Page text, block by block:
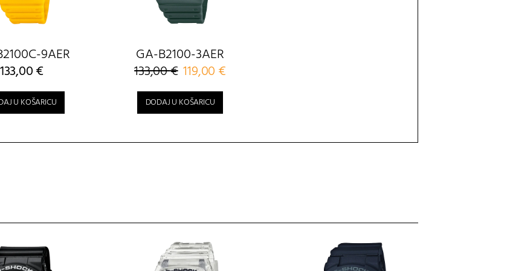
9AER
133,00€
U KOŠARICU
GA-B2100-3AER
133,00€ Izvorna
cijena
bila
je:
119,00 €Trenutna
DODAJ U KOŠARICU